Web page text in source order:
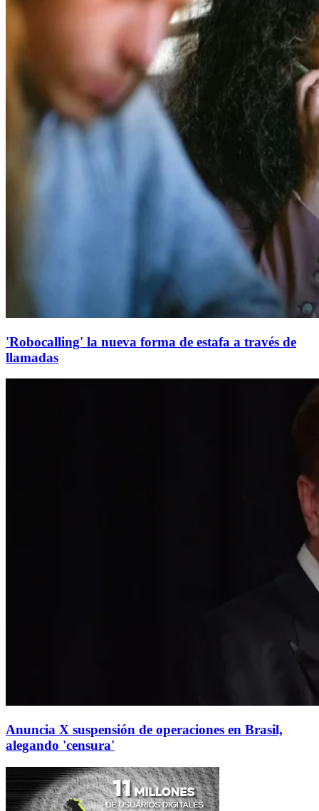
'Robocalling' la nueva forma de estafa a través de
llamadas
Anuncia X suspensión de operaciones en Brasil,
alegando 'censura'